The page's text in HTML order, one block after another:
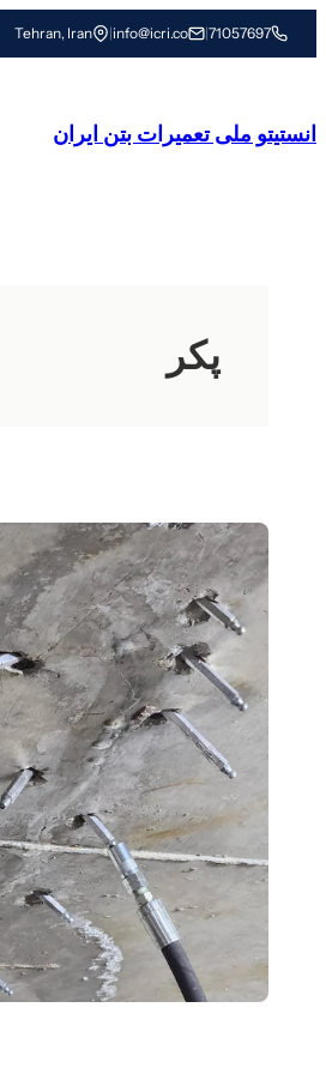
رفتن
به
71057697
|
info@icri.co
|
Tehran, Iran
انستیتو ملی تعمیرات بتن ایران
پکر